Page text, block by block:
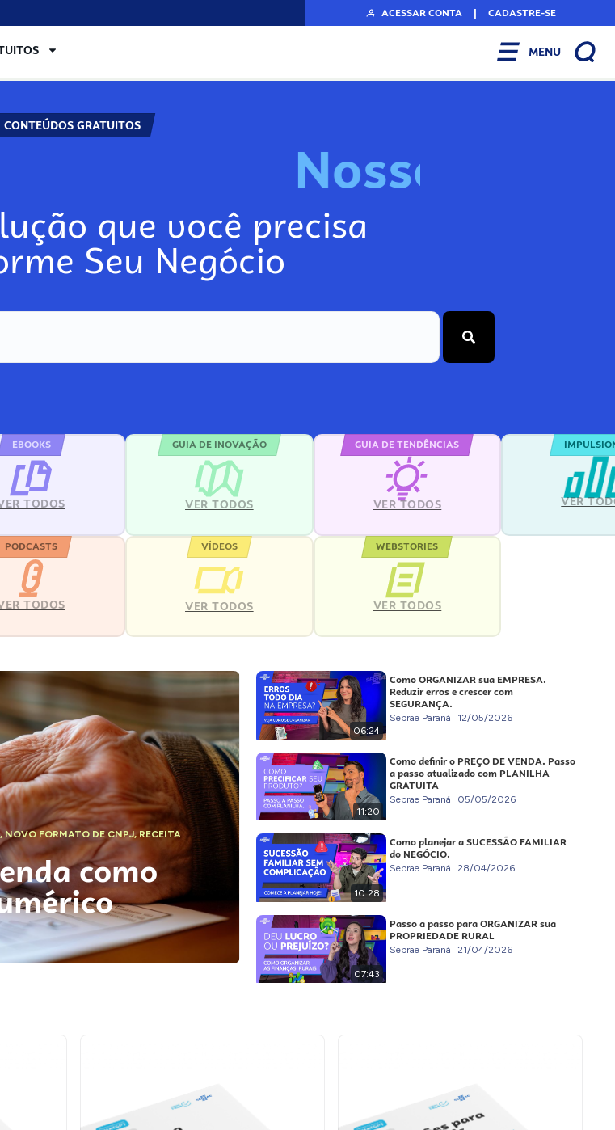
ACESSAR CONTA | CADASTRE-SE
MENU
CONTEÚDOS GRATUITOS
Nosso
que você precisa
Seu Negócio
EBOOKS
TODOS
GUIA DE INOVAÇÃO
VER TODOS
GUIA DE TENDÊNCIAS
VER TODOS VER
PODCASTS
TODOS
VÍDEOS
VER TODOS
WEBSTORIES
VER TODOS
,NOVO FORMATO DE CNPJ,RECEITA
como
06:24
Como ORGANIZAR sua EMPRESA.
Reduzir erros e crescer com
SEGURANÇA.
Sebrae Paraná 12/05/2026
11:20
Como definir o PREÇO DE VENDA. Passo
a passo atualizado com PLANILHA
GRATUITA
Sebrae Paraná 05/05/2026
10:28
Como planejar a SUCESSÃO FAMILIAR
do NEGÓCIO.
Sebrae Paraná 28/04/2026
07:43
Passo a passo para ORGANIZAR sua
PROPRIEDADE RURAL
Sebrae Paraná 21/04/2026